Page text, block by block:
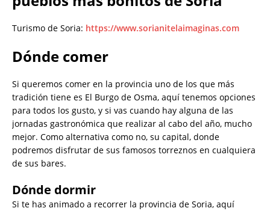
Turismo de Soria: https://www.sorianitelaimaginas.com
Dónde comer
Si queremos comer en la provincia uno de los que más
tradición tiene es El Burgo de Osma, aquí tenemos opciones
para todos los gusto, y si vas cuando hay alguna de las
jornadas gastronómica que realizar al cabo del año, mucho
mejor. Como alternativa como no, su capital, donde
podremos disfrutar de sus famosos torreznos en cualquiera
de sus bares.
Dónde dormir
Si te has animado a recorrer la provincia de Soria, aquí